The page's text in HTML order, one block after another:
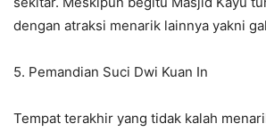
dengan atraksi menarik lainnya yakni
5. Pemandian Suci Dwi Kuan In
Tempat terakhir yang tidak kalah